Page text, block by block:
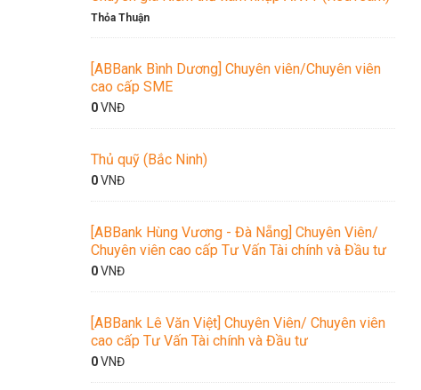
Thỏa Thuận
[ABBank Bình Dương] Chuyên viên/Chuyên viên
cao cấp SME
0VNĐ
Thủ quỹ (Bắc Ninh)
0VNĐ
[ABBank Hùng Vương - Đà Nẵng] Chuyên Viên/
Chuyên viên cao cấp Tư Vấn Tài chính và Đầu tư
0VNĐ
[ABBank Lê Văn Việt] Chuyên Viên/ Chuyên viên
cao cấp Tư Vấn Tài chính và Đầu tư
0VNĐ